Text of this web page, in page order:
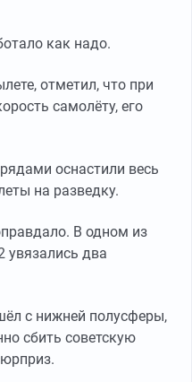
как надо.
отметил, что при
самолёту, его
оснастили весь
на разведку.
В одном из
увязались два
с нижней полусферы,
сбить советскую